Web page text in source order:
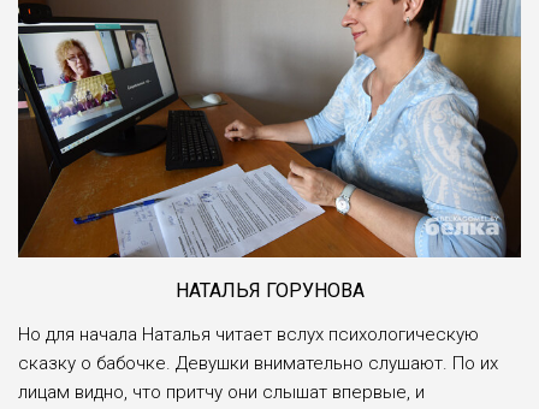
НАТАЛЬЯ ГОРУНОВА
Но для начала Наталья читает вслух психологическую
сказку о бабочке. Девушки внимательно слушают. По их
лицам видно, что притчу они слышат впервые, и